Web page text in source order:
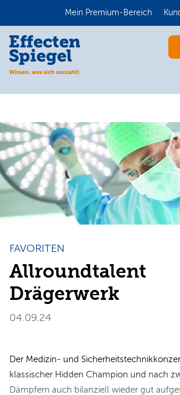
Mein Premium-Bereich
FAVORITEN
Allroundtalent
Drägerwerk
04.09.24
Der Medizin- und
klassischer Hidden Champion und nach
Dämpfern auch bilanziell wieder gut
Anmelden